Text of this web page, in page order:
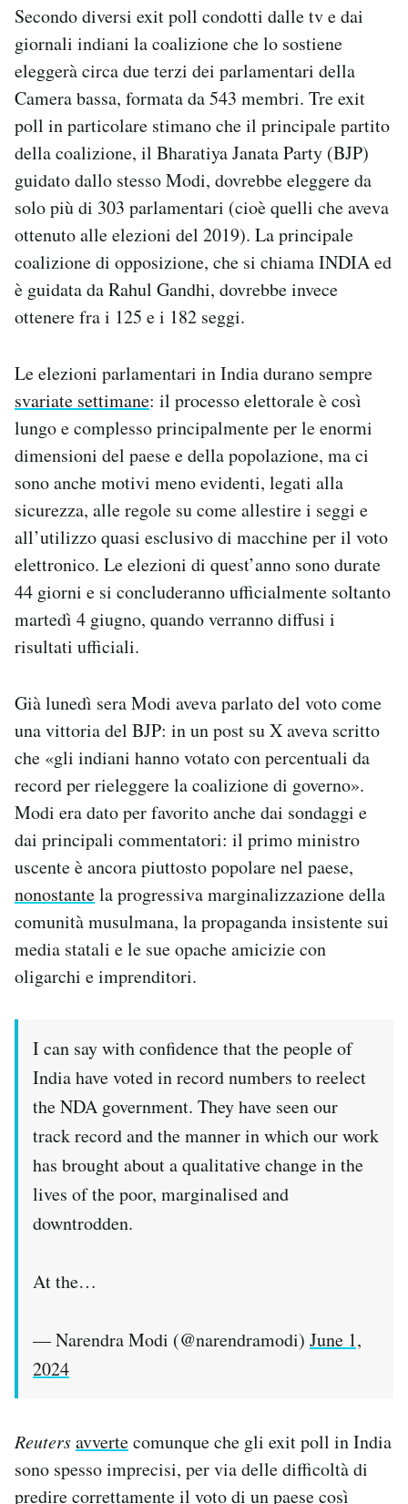
Secondo diversi exit poll condotti dalle tv e dai
giornali indiani la coalizione che lo sostiene
eleggerà circa due terzi dei parlamentari della
Camera bassa, formata da 543 membri. Tre exit
poll in particolare stimano che il principale partito
della coalizione, il Bharatiya Janata Party (BJP)
guidato dallo stesso Modi, dovrebbe eleggere da
solo più di 303 parlamentari (cioè quelli che aveva
ottenuto alle elezioni del 2019). La principale
coalizione di opposizione, che si chiama INDIA ed
è guidata da Rahul Gandhi, dovrebbe invece
ottenere fra i 125 e i 182 seggi.
Le elezioni parlamentari in India durano sempre
svariate settimane: il processo elettorale è così
lungo e complesso principalmente per le enormi
dimensioni del paese e della popolazione, ma ci
sono anche motivi meno evidenti, legati alla
sicurezza, alle regole su come allestire i seggi e
all’utilizzo quasi esclusivo di macchine per il voto
elettronico. Le elezioni di quest’anno sono durate
44 giorni e si concluderanno ufficialmente soltanto
martedì 4 giugno, quando verranno diffusi i
risultati ufficiali.
Già lunedì sera Modi aveva parlato del voto come
una vittoria del BJP: in un post su X aveva scritto
che «gli indiani hanno votato con percentuali da
record per rieleggere la coalizione di governo».
Modi era dato per favorito anche dai sondaggi e
dai principali commentatori: il primo ministro
uscente è ancora piuttosto popolare nel paese,
nonostantela progressiva marginalizzazione della
comunità musulmana, la propaganda insistente sui
media statali e le sue opache amicizie con
oligarchi e imprenditori.
I can say with confidence that the people of
India have voted in record numbers to reelect
the NDA government. They have seen our
track record and the manner in which our work
has brought about a qualitative change in the
lives of the poor, marginalised and
downtrodden.
At the…
— Narendra Modi (@narendramodi) June 1,
2024
Reutersavvertecomunque che gli exit poll in India
sono spesso imprecisi, per via delle difficoltà di
predire correttamente il voto di un paese così